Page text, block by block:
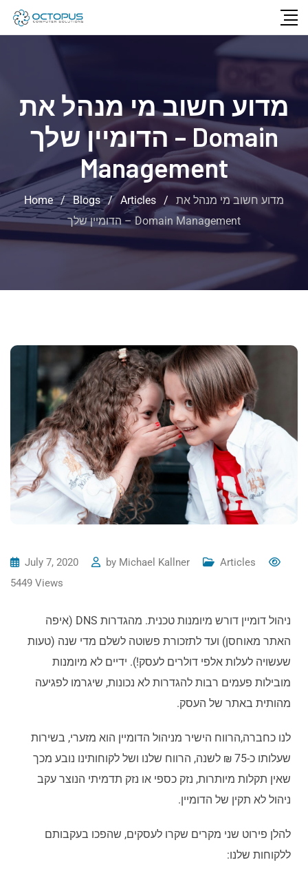
מדוע חשוב מי מנהל את
הדומיין שלך – Domain
Management
Home / Blogs / Articles /
מדוע חשוב מי מנהל את
הדומיין שלך – Domain Management
July 7, 2020 by Michael Kallner
Articles
5449 Views
ניהול דומיין דורש מיומנות טכנית. מהגדרות DNS (איפה
האתר מאוחסן) ועד לתזכורת פשוטה לשלם מדי שנה (טעות
שעשויה לעלות אלפי דולרים לעסק!). ידיים לא מיומנות
מובילות פעמים רבות להגדרות לא נכונות, שיגרמו לפגיעה
מהותית באתר של העסק.
לנו כחברה,הרווח הישיר מניהול הדומיין הוא מזערי, בשירות
שעלותו כ-75 ₪ לשנה, הרווח שלנו ושל לקוחותינו נובע מכך
שאין תקלות מיותרות, נזק כספי או נזק תדמיתי הנוצר עקב
ניהול לא תקין של הדומיין.
להלן פירוט שני מקרים שקרו לעסקים, שהפכו בעקבותם
ללקוחות שלנו: